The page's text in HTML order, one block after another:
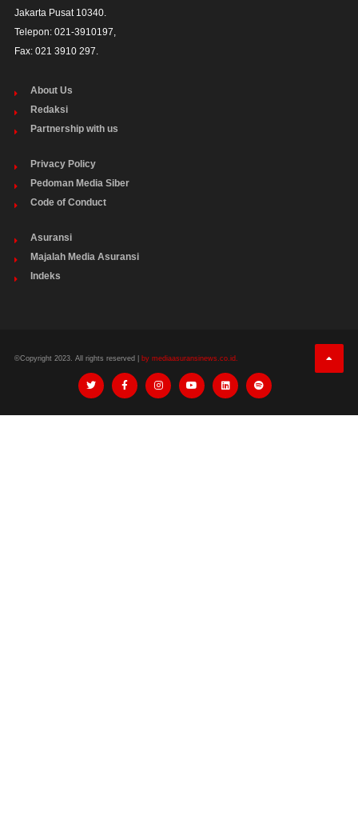
Jakarta Pusat 10340.
Telepon: 021-3910197,
Fax: 021 3910 297.
About Us
Redaksi
Partnership with us
Privacy Policy
Pedoman Media Siber
Code of Conduct
Asuransi
Majalah Media Asuransi
Indeks
©Copyright 2023. All rights reserved | by mediaasuransinews.co.id.